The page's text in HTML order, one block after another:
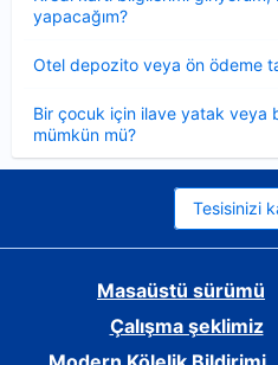
yapacağım?
Otel depozito veya ön ödeme
Bir çocuk için ilave yatak veya
mümkün mü?
Tesisinizi
Masaüstü sürümü
Çalışma şeklimiz